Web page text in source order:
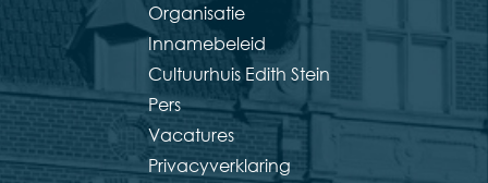
Organisatie
Innamebeleid
Cultuurhuis Edith Stein
Pers
Vacatures
Privacyverklaring